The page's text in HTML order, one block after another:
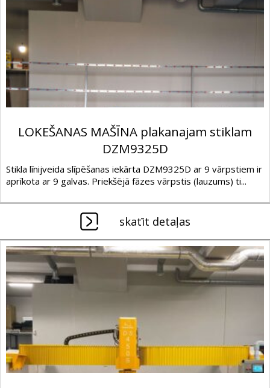
LOKEŠANAS MAŠĪNA plakanajam stiklam
DZM9325D
Stikla līnijveida slīpēšanas iekārta DZM9325D ar 9 vārpstiem ir
aprīkota ar 9 galvas. Priekšējā fāzes vārpstis (lauzums) ti...
skatīt detaļas